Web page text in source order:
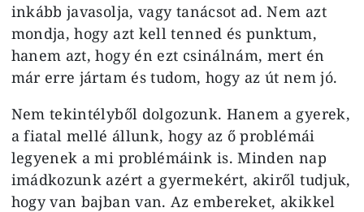
inkább javasolja, vagy tanácsot ad. Nem azt
mondja, hogy azt kell tenned és punktum,
hanem azt, hogy én ezt csinálnám, mert én
már erre jártam és tudom, hogy az út nem jó.
Nem tekintélyből dolgozunk. Hanem a gyerek,
a fiatal mellé állunk, hogy az ő problémái
legyenek a mi problémáink is. Minden nap
imádkozunk azért a gyermekért, akiről tudjuk,
hogy van bajban van. Az embereket, akikkel